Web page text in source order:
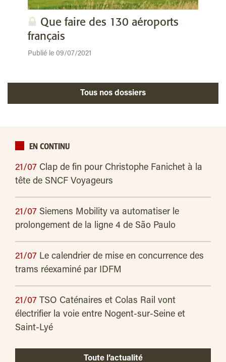
Que faire des 130 aéroports
français
Publié le 09/07/2021
Tous nos dossiers
EN CONTINU
21/07 Clap de fin pour Christophe Fanichet à la
tête de SNCF Voyageurs
21/07 Siemens Mobility va automatiser le
prolongement de la ligne 4 de São Paulo
21/07 Le calendrier de mise en concurrence des
trams réexaminé par IDFM
21/07 TSO Caténaires et Colas Rail vont
électrifier la voie entre Nogent-sur-Seine et
Saint-Lyé
Toute l’actualité